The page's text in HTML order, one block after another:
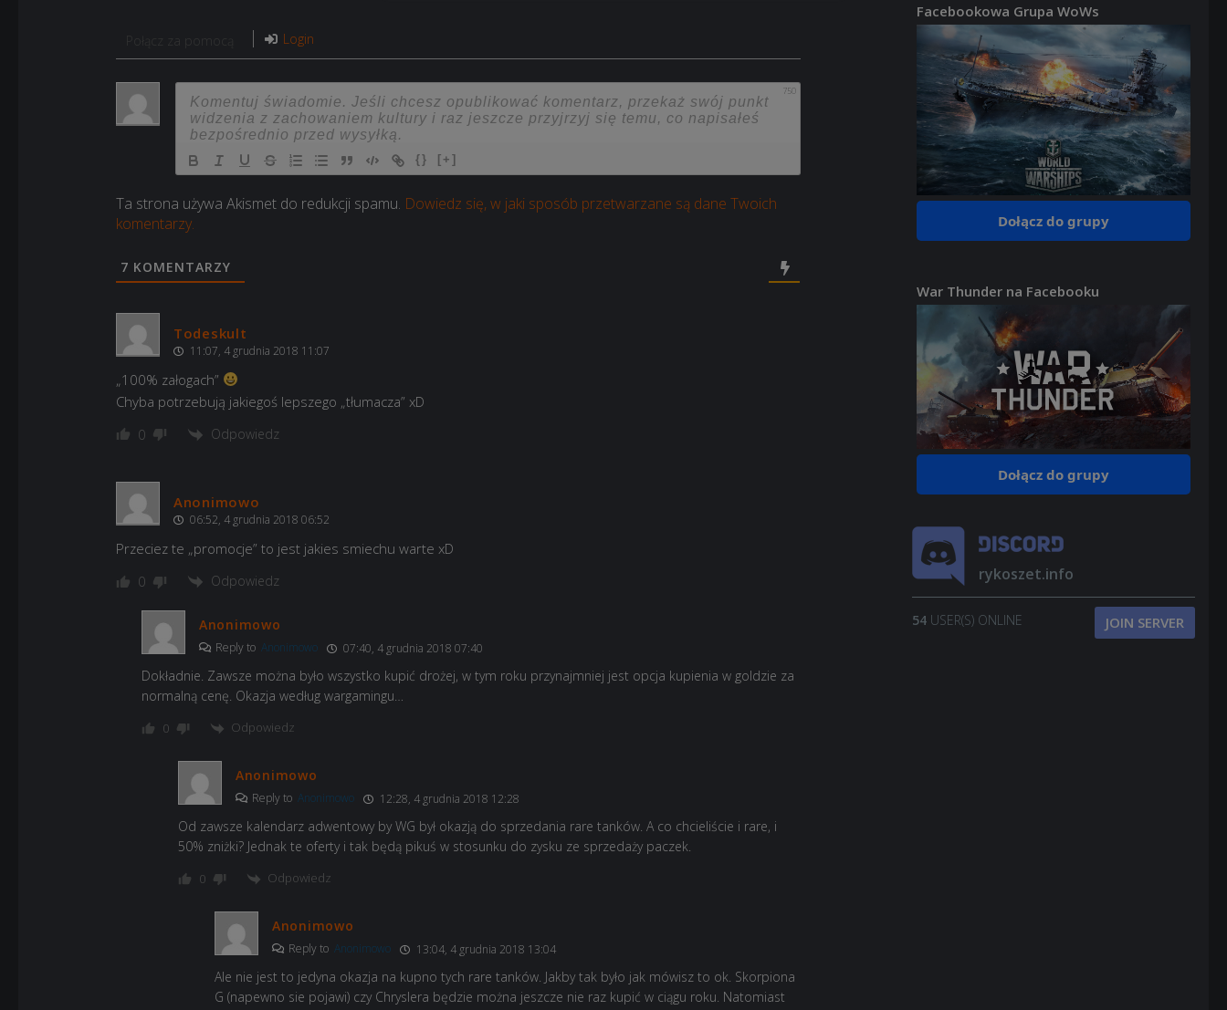
Login
750
{} [+]
Ta strona używa Akismet do redukcji spamu. Dowiedz się, w jaki sposób przetwarzane są dane Twoich
komentarzy.
7 KOMENTARZY
Todeskult
11:07, 4 grudnia 2018 11:07
„100% załogach”
Chyba potrzebują jakiegoś lepszego „tłumacza” xD
0 Odpowiedz
Anonimowo
06:52, 4 grudnia 2018 06:52
Przeciez te „promocje” to jest jakies smiechu warte xD
0 Odpowiedz
Anonimowo
Reply to Anonimowo 07:40, 4 grudnia 2018 07:40
Dokładnie. Zawsze można było wszystko kupić drożej, w tym roku przynajmniej jest opcja kupienia w goldzie za
normalną cenę. Okazja według wargamingu…
0 Odpowiedz
Anonimowo
Reply to Anonimowo 12:28, 4 grudnia 2018 12:28
Od zawsze kalendarz adwentowy by WG był okazją do sprzedania rare tanków. A co chcieliście i rare, i
50% zniżki? Jednak te oferty i tak będą pikuś w stosunku do zysku ze sprzedaży paczek.
0 Odpowiedz
Anonimowo
Reply to Anonimowo 13:04, 4 grudnia 2018 13:04
Ale nie jest to jedyna okazja na kupno tych rare tanków. Jakby tak było jak mówisz to ok. Skorpiona
G (napewno sie pojawi) czy Chryslera będzie można jeszcze nie raz kupić w ciągu roku. Natomiast
Facebookowa Grupa WoWs
Dołącz do grupy
War Thunder na Facebooku
Dołącz do grupy
rykoszet.info
54 USER(S) ONLINE JOIN SERVER